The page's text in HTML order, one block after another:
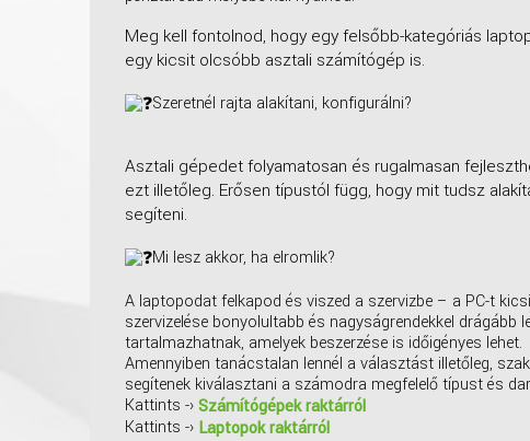
Meg kell fontolnod, hogy egy felsőbb-kategóriás
egy kicsit olcsóbb asztali számítógép is.
Szeretnél rajta alakítani, konfigurálni?
Asztali gépedet folyamatosan és rugalmasan
ezt illetőleg. Erősen típustól függ, hogy mit tudsz
segíteni.
Mi lesz akkor, ha elromlik?
A laptopodat felkapod és viszed a szervizbe – a PC-t
szervizelése bonyolultabb és nagyságrendekkel
tartalmazhatnak, amelyek beszerzése is időigényes lehet.
Amennyiben tanácstalan lennél a választást illetőleg,
segítenek kiválasztani a számodra megfelelő típust és
Kattints -›Számítógépek raktárról
Kattints -› Laptopok raktárról